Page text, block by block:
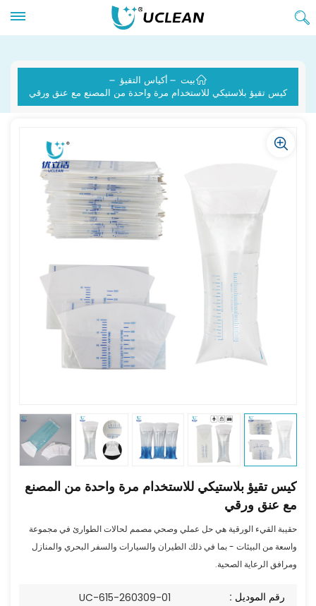
بيت
أكياس التقيؤ
كيس تقيؤ بلاستيكي للاستخدام مرة واحدة من المصنع مع عنق ورقي
كيس تقيؤ بلاستيكي للاستخدام مرة واحدة من المصنع
مع عنق ورقي
حقيبة القيء الورقية هي حل عملي وصحي مصمم لحالات الطوارئ في مجموعة
واسعة من البيئات - بما في ذلك الطيران والسيارات والسفر البحري والمنازل
ومرافق الرعاية الصحية.
رقم الموديل : UC-615-260309-01